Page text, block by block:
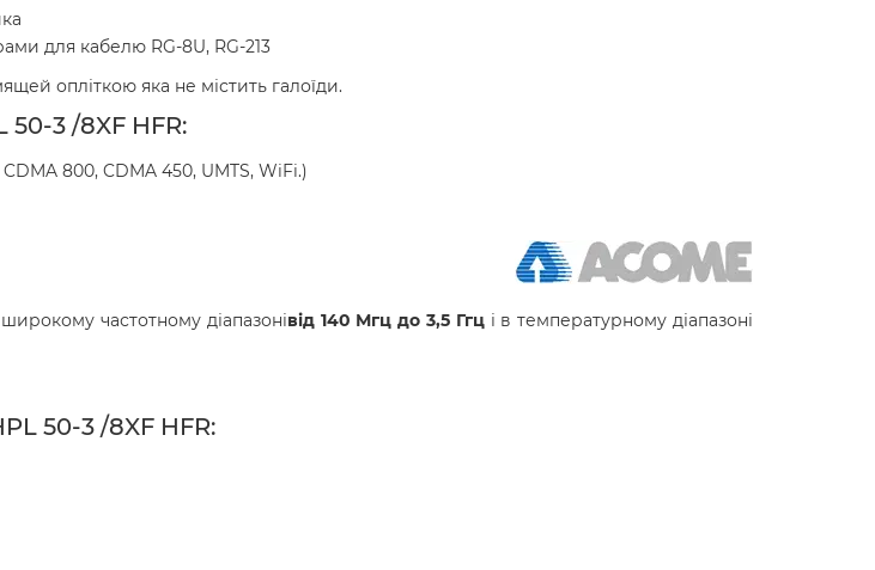
для кабелю RG-8U, RG-213
опліткою яка не містить галоїди.
50-3 /8XF HFR:
800, CDMA 450, UMTS, WiFi.)
частотному діапазонівід 140 Мгц до 3,5 Ггці в температурному діапазоні
50-3 /8XF HFR: